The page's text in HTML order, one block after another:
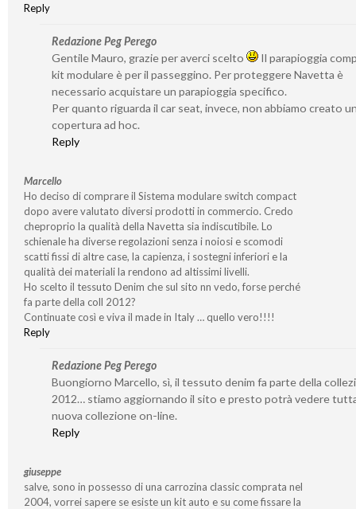
Reply
Redazione Peg Perego
Gentile Mauro, grazie per averci scelto
Il parapioggia
kit modulare è per il passeggino. Per proteggere Navetta è
necessario acquistare un parapioggia specifico.
Per quanto riguarda il car seat, invece, non abbiamo creato
copertura ad hoc.
Reply
Marcello
Ho deciso di comprare il Sistema modulare switch compact
dopo avere valutato diversi prodotti in commercio. Credo
cheproprio la qualità della Navetta sia indiscutibile. Lo
schienale ha diverse regolazioni senza i noiosi e scomodi
scatti fissi di altre case, la capienza, i sostegni inferiori e la
qualità dei materiali la rendono ad altissimi livelli.
Ho scelto il tessuto Denim che sul sito nn vedo, forse perché
fa parte della coll 2012?
Continuate così e viva il made in Italy … quello vero!!!!
Reply
Redazione Peg Perego
Buongiorno Marcello, sì, il tessuto denim fa parte della
2012… stiamo aggiornando il sito e presto potrà vedere
nuova collezione on-line.
Reply
giuseppe
salve, sono in possesso di una carrozina classic comprata nel
2004, vorrei sapere se esiste un kit auto e su come fissare la